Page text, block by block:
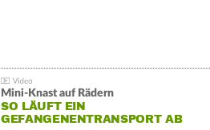
Mini-Knast auf Rädern
SO LÄUFT EIN
GEFANGENENTRANSPORT AB